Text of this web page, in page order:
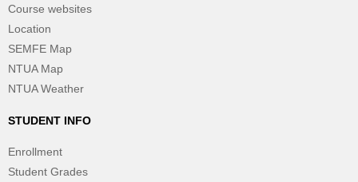
Course websites
Location
SEMFE Map
NTUA Map
NTUA Weather
STUDENT INFO
Enrollment
Student Grades